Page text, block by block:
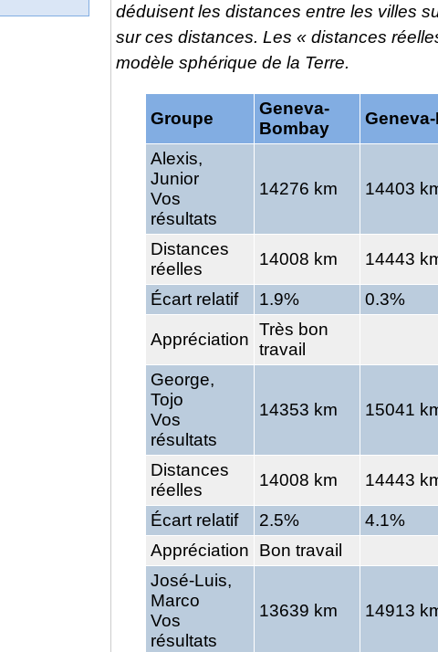
déduisent les distances entre les villes
sur ces distances. Les « distances
modèle sphérique de la Terre.
Groupe
Geneva-
Bombay
Alexis,
Junior
Vos
résultats
14276 km 14403
Distances
réelles
14008 km 14443
Écart relatif 1.9% 0.3%
Appréciation
Très bon
travail
George,
Tojo
Vos
résultats
14353 km 15041
Distances
réelles
14008 km 14443
Écart relatif 2.5% 4.1%
Appréciation
Bon travail
José-Luis,
Marco
Vos
résultats
13639 km 14913